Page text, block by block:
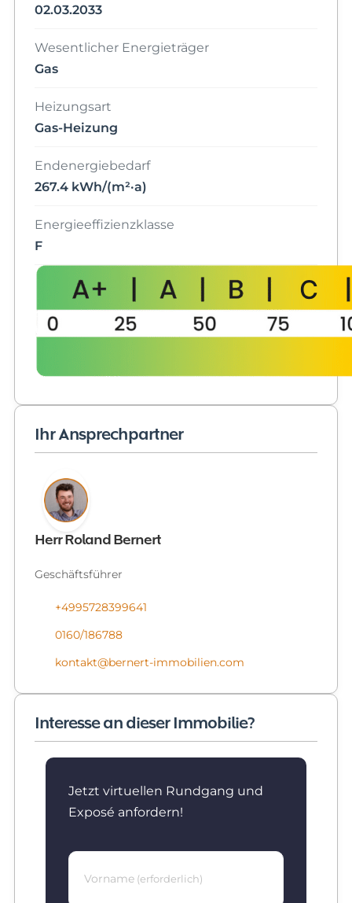
02.03.2033
Wesentlicher Energieträger
Gas
Heizungsart
Gas-Heizung
Endenergiebedarf
267.4 kWh/(m²·a)
Energieeffizienzklasse
F
Ihr Ansprechpartner
Herr Roland Bernert
Geschäftsführer
+4995728399641
0160/186788
kontakt@bernert-immobilien.com
Interesse an dieser Immobilie?
Jetzt virtuellen Rundgang und
Exposé anfordern!
Vorname (erforderlich)